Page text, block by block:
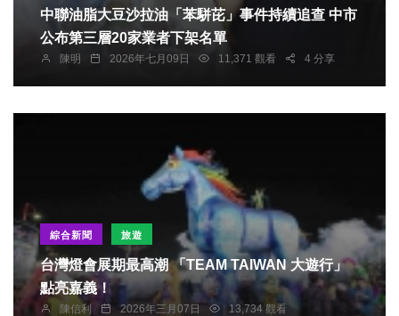
中聯油脂大豆沙拉油「苯駢芘」事件持續追查 中市
公布第三層20家業者下架名單
陳明 2026年七月09日 11,371 觀看 4 分享
綜合新聞 旅遊
台灣燈會展期最高潮 「TEAM TAIWAN 大遊行」
點亮嘉義！
陳信利 2026年三月07日
13,734 觀看